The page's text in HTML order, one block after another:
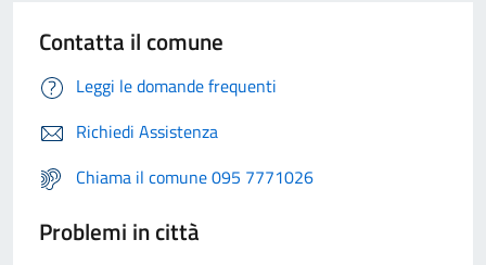
Contatta il comune
Leggi le domande frequenti
Richiedi Assistenza
Chiama il comune 095 7771026
Problemi in città